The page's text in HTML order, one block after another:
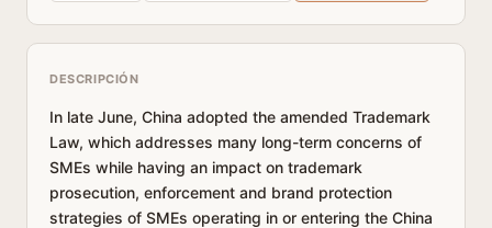
DESCRIPCIÓN
In late June, China adopted the amended Trademark
Law, which addresses many long-term concerns of
SMEs while having an impact on trademark
prosecution, enforcement and brand protection
strategies of SMEs operating in or entering the China